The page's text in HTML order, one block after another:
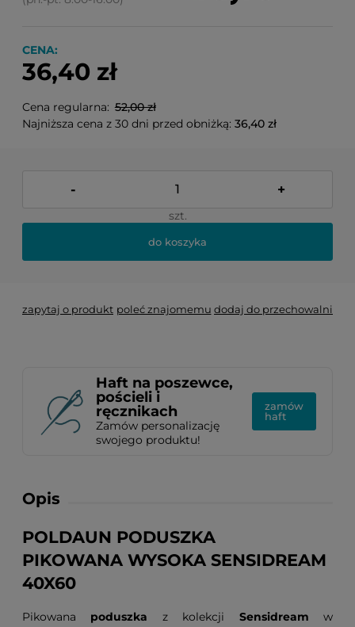
CENA:
36,40 zł
Cena regularna: 52,00 zł
Najniższa cena z 30 dni przed obniżką: 36,40 zł
- +
szt.
do koszyka
zapytaj o produkt poleć znajomemu dodaj do przechowalni
Haft na poszewce,
pościeli i
ręcznikach
Zamów personalizację
swojego produktu!
zamów
haft
Opis
POLDAUN PODUSZKA
PIKOWANA WYSOKA SENSIDREAM
40X60
Pikowana poduszka z kolekcji Sensidream w